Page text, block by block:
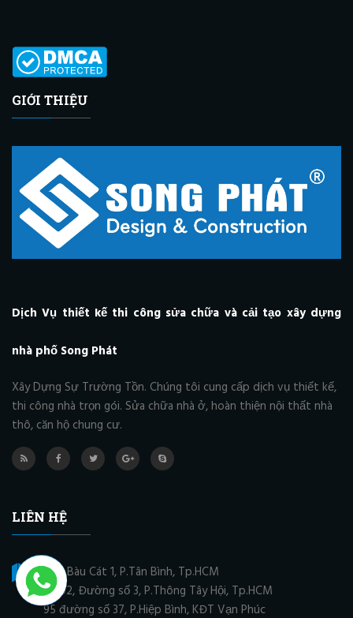
GIỚI THIỆU
Dịch Vụ thiết kế thi công sửa chữa và cải tạo xây dựng
nhà phố Song Phát
Xây Dựng Sự Trường Tồn. Chúng tôi cung cấp dịch vụ thiết kế,
thi công nhà trọn gói. Sửa chữa nhà ở, hoàn thiện nội thất nhà
thô, căn hộ chung cư.
LIÊN HỆ
36/1 Bàu Cát 1, P.Tân Bình, Tp.HCM
Số 02, Đường số 3, P.Thông Tây Hội, Tp.HCM
95 đường số 37, P.Hiệp Bình, KĐT Vạn Phúc